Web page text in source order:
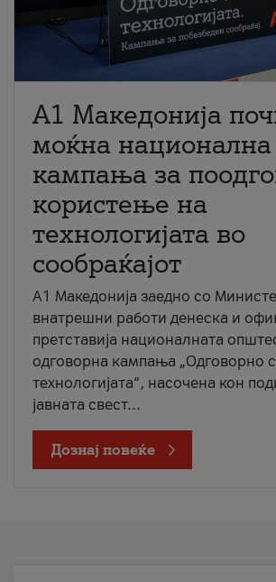
A1 Македонија
моќна национална
кампања за
користење на
технологијата во
сообраќајот
A1 Македонија заедно со
внатрешни работи денеска и
претставија националната
одговорна кампања „Одговорно
технологијата“, насочена кон
јавната свест...
Дознај повеќе